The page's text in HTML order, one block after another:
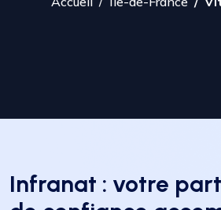
Infranat : votre